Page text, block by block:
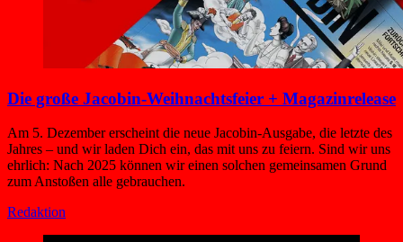
Die große Jacobin-Weihnachtsfeier + Magazinrelease
Am 5. Dezember erscheint die neue Jacobin-Ausgabe, die letzte des
Jahres – und wir laden Dich ein, das mit uns zu feiern. Sind wir uns
ehrlich: Nach 2025 können wir einen solchen gemeinsamen Grund
zum Anstoßen alle gebrauchen.
Redaktion